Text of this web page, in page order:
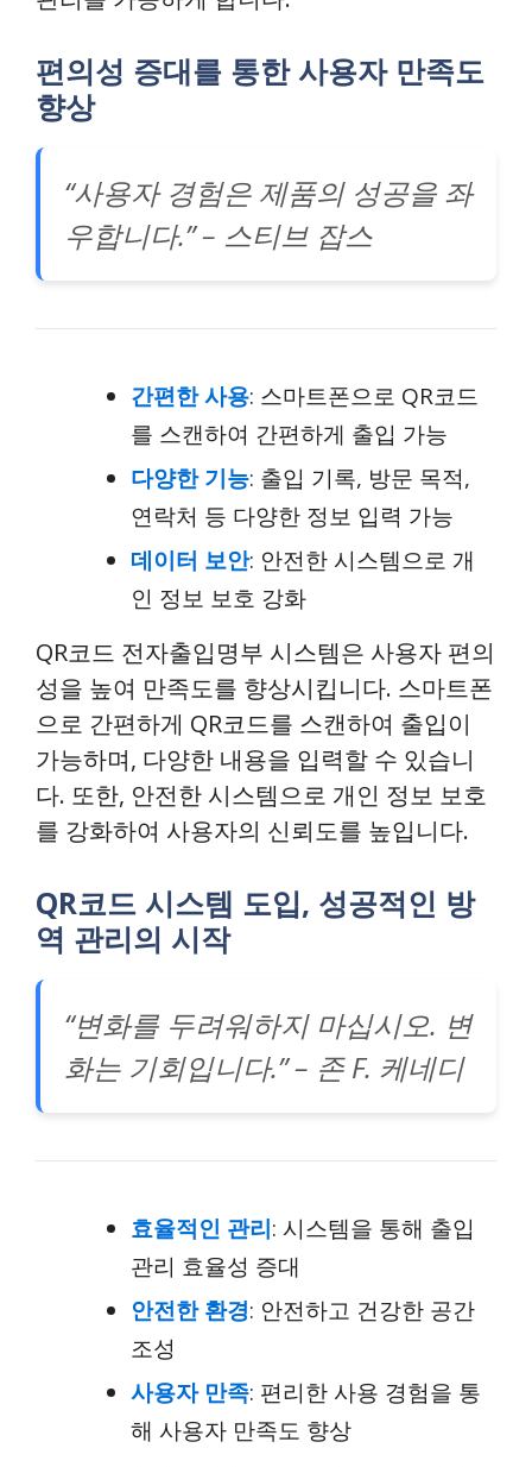
편의성 증대를 통한 사용자 만족도
향상
“사용자 경험은 제품의 성공을 좌
우합니다.” – 스티브 잡스
간편한 사용: 스마트폰으로 QR코드
를 스캔하여 간편하게 출입 가능
다양한 기능: 출입 기록, 방문 목적,
연락처 등 다양한 정보 입력 가능
데이터 보안: 안전한 시스템으로 개
인 정보 보호 강화
QR코드 전자출입명부 시스템은 사용자 편의
성을 높여 만족도를 향상시킵니다. 스마트폰
으로 간편하게 QR코드를 스캔하여 출입이
가능하며, 다양한 내용을 입력할 수 있습니
다. 또한, 안전한 시스템으로 개인 정보 보호
를 강화하여 사용자의 신뢰도를 높입니다.
QR코드 시스템 도입, 성공적인 방
역 관리의 시작
“변화를 두려워하지 마십시오. 변
화는 기회입니다.” – 존 F. 케네디
효율적인 관리: 시스템을 통해 출입
관리 효율성 증대
안전한 환경: 안전하고 건강한 공간
조성
사용자 만족: 편리한 사용 경험을 통
해 사용자 만족도 향상